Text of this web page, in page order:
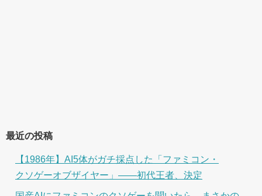
最近の投稿
【1986年】AI5体がガチ採点した「ファミコン・
クソゲーオブザイヤー」――初代王者、決定